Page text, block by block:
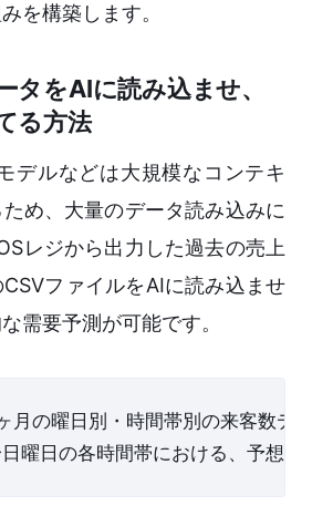
を構築します。
タをAIに読み込ませ、
る方法
デルなどは大規模なコンテキ
め、大量のデータ読み込みに
レジから出力した過去の売上
ファイルをAIに読み込ませ
需要予測が可能です。
月の曜日別・時間帯別の来客数デ